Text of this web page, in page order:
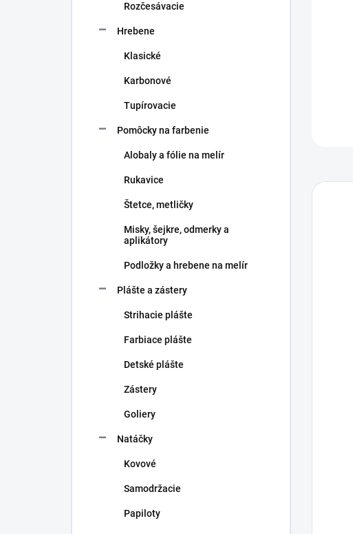
Rozčesávacie
Hrebene
Klasické
Karbonové
Tupírovacie
Pomôcky na farbenie
Alobaly a fólie na melír
Rukavice
Štetce, metličky
Misky, šejkre, odmerky a
aplikátory
Podložky a hrebene na melír
Plášte a zástery
Strihacie plášte
Farbiace plášte
Detské plášte
Zástery
Goliery
Natáčky
Kovové
Samodržacie
Papiloty